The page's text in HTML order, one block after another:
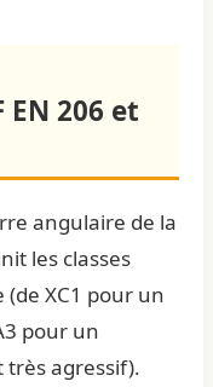
206 et
angulaire de la
les classes
XC1 pour un
pour un
agressif).